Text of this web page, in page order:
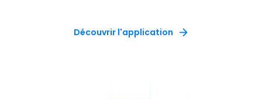
Découvrir l'application